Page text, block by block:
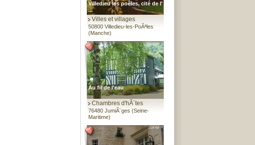
Villedieu les poêles, cité de l'
...
Villes et villages
50800 Villedieu-les-PoÃªles
(Manche)
Au fil de l'eau
Chambres d'hÃ´tes
76480 JumiÃ¨ges (Seine-
Maritime)